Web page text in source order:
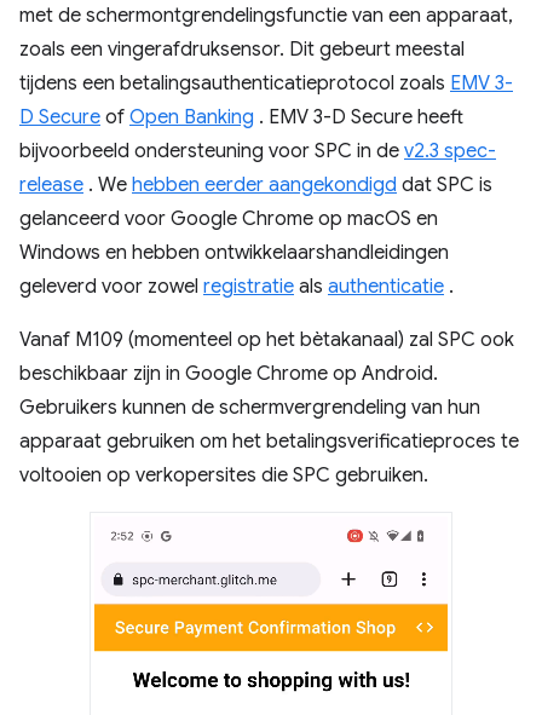
met de schermontgrendelingsfunctie van een apparaat,
zoals een vingerafdruksensor. Dit gebeurt meestal
tijdens een betalingsauthenticatieprotocol zoals EMV 3-
D Secure of Open Banking . EMV 3-D Secure heeft
bijvoorbeeld ondersteuning voor SPC in de v2.3 spec-
release . We hebben eerder aangekondigd dat SPC is
gelanceerd voor Google Chrome op macOS en
Windows en hebben ontwikkelaarshandleidingen
geleverd voor zowel registratie als authenticatie .
Vanaf M109 (momenteel op het bètakanaal) zal SPC ook
beschikbaar zijn in Google Chrome op Android.
Gebruikers kunnen de schermvergrendeling van hun
apparaat gebruiken om het betalingsverificatieproces te
voltooien op verkopersites die SPC gebruiken.